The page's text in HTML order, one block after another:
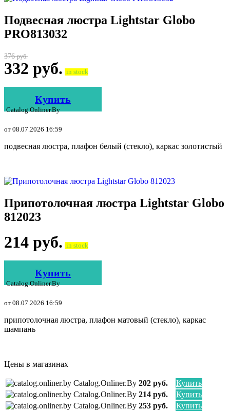
Подвесная люстра Lightstar Globo
PRO813032
376руб.
332 руб. in stock
Купить
Catalog.onliner.by
от 08.07.2026 16:59
подвесная люстра, плафон белый (стекло), каркас золотистый
Припотолочная люстра Lightstar Globo
812023
214 руб. in stock
Купить
Catalog.onliner.by
от 08.07.2026 16:59
припотолочная люстра, плафон матовый (стекло), каркас
шампань
Цены в магазинах
Catalog.onliner.by 202 руб.
Купить
Catalog.onliner.by 214 руб.
Купить
Catalog.onliner.by 253 руб.
Купить